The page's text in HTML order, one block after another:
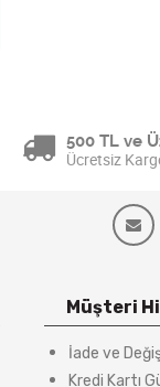
500 TL ve
Ücretsiz
Müşteri
İade ve
Kredi Kartı